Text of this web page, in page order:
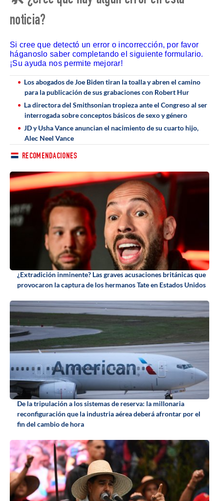
noticia?
Si cree que detectó un error o incorrección, por favor
háganoslo saber completando el siguiente formulario.
¡Su ayuda nos permite mejorar!
Los abogados de Joe Biden tiran la toalla y abren el camino
para la publicación de sus grabaciones con Robert Hur
La directora del Smithsonian tropieza ante el Congreso al ser
interrogada sobre conceptos básicos de sexo y género
JD y Usha Vance anuncian el nacimiento de su cuarto hijo,
Alec Neel Vance
RECOMENDACIONES
¿Extradición inminente? Las graves acusaciones británicas que
provocaron la captura de los hermanos Tate en Estados Unidos
De la tripulación a los sistemas de reserva: la millonaria
reconfiguración que la industria aérea deberá afrontar por el
fin del cambio de hora